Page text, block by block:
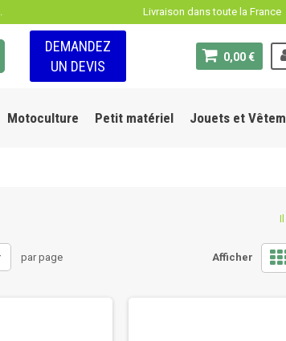
Livraison dans toute la France
0,00 €
DEMANDEZ
UN DEVIS
Motoculture Petit matériel Jouets et
Afficher
par page